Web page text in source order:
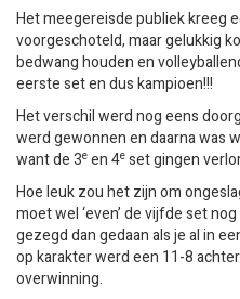
Het meegereisde publiek kreeg
voorgeschoteld, maar gelukkig
bedwang houden en
eerste set en dus kampioen!!!
Het verschil werd nog eens
werd gewonnen en daarna was
want de 3e en 4e set gingen
Hoe leuk zou het zijn om
moet wel ‘even’ de vijfde set
gezegd dan gedaan als je al in
op karakter werd een 11-8
overwinning.